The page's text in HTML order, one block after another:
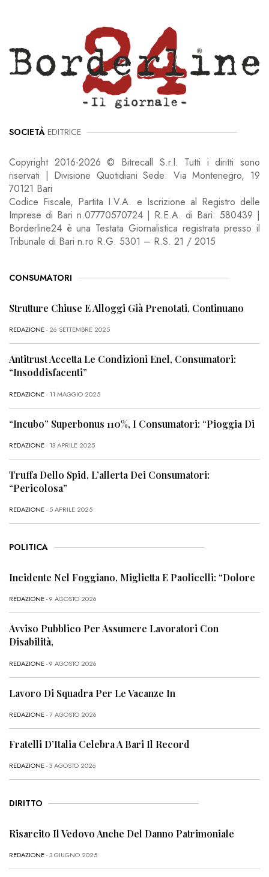
SOCIETÀ EDITRICE
Copyright 2016-2026 © Bitrecall S.r.l. Tutti i diritti sono
riservati | Divisione Quotidiani Sede: Via Montenegro, 19
70121 Bari
Codice Fiscale, Partita I.V.A. e Iscrizione al Registro delle
Imprese di Bari n.07770570724 | R.E.A. di Bari: 580439 |
Borderline24 è una Testata Giornalistica registrata presso il
Tribunale di Bari n.ro R.G. 5301 – R.S. 21 / 2015
CONSUMATORI
Strutture Chiuse E Alloggi Già Prenotati, Continuano
REDAZIONE- 26 SETTEMBRE 2025
Antitrust Accetta Le Condizioni Enel, Consumatori:
“Insoddisfacenti”
REDAZIONE- 11 MAGGIO 2025
“Incubo” Superbonus 110%, I Consumatori: “Pioggia Di
REDAZIONE- 13 APRILE 2025
Truffa Dello Spid, L’allerta Dei Consumatori:
“Pericolosa”
REDAZIONE- 5 APRILE 2025
POLITICA
Incidente Nel Foggiano, Miglietta E Paolicelli: “Dolore
REDAZIONE- 9 AGOSTO 2026
Avviso Pubblico Per Assumere Lavoratori Con
Disabilità,
REDAZIONE- 9 AGOSTO 2026
Lavoro Di Squadra Per Le Vacanze In
REDAZIONE- 7 AGOSTO 2026
Fratelli D’Italia Celebra A Bari Il Record
REDAZIONE- 3 AGOSTO 2026
DIRITTO
Risarcito Il Vedovo Anche Del Danno Patrimoniale
REDAZIONE- 3 GIUGNO 2025